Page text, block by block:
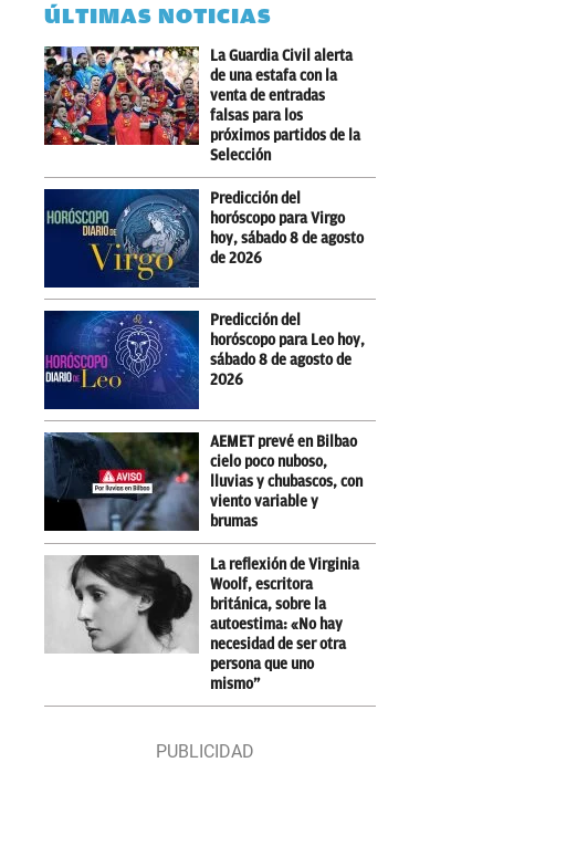
ÚLTIMAS NOTICIAS
La Guardia Civil alerta
de una estafa con la
venta de entradas
falsas para los
próximos partidos de la
Selección
Predicción del
horóscopo para Virgo
hoy, sábado 8 de agosto
de 2026
Predicción del
horóscopo para Leo hoy,
sábado 8 de agosto de
2026
AEMET prevé en Bilbao
cielo poco nuboso,
lluvias y chubascos, con
viento variable y
brumas
La reflexión de Virginia
Woolf, escritora
británica, sobre la
autoestima: «No hay
necesidad de ser otra
persona que uno
mismo”